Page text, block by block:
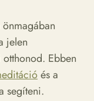
jelen
Ebben
és a
segíteni.